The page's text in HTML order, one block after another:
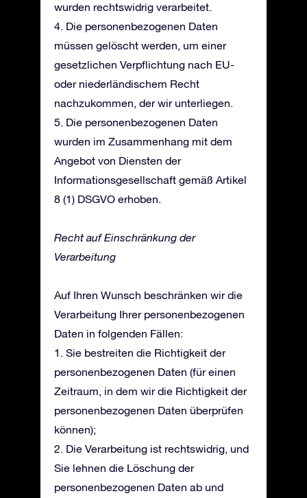
wurden rechtswidrig verarbeitet.
4. Die personenbezogenen Daten
müssen gelöscht werden, um einer
gesetzlichen Verpflichtung nach EU-
oder niederländischem Recht
nachzukommen, der wir unterliegen.
5. Die personenbezogenen Daten
wurden im Zusammenhang mit dem
Angebot von Diensten der
Informationsgesellschaft gemäß Artikel
8 (1) DSGVO erhoben.
Recht auf Einschränkung der
Verarbeitung
Auf Ihren Wunsch beschränken wir die
Verarbeitung Ihrer personenbezogenen
Daten in folgenden Fällen:
1. Sie bestreiten die Richtigkeit der
personenbezogenen Daten (für einen
Zeitraum, in dem wir die Richtigkeit der
personenbezogenen Daten überprüfen
können);
2. Die Verarbeitung ist rechtswidrig, und
Sie lehnen die Löschung der
personenbezogenen Daten ab und